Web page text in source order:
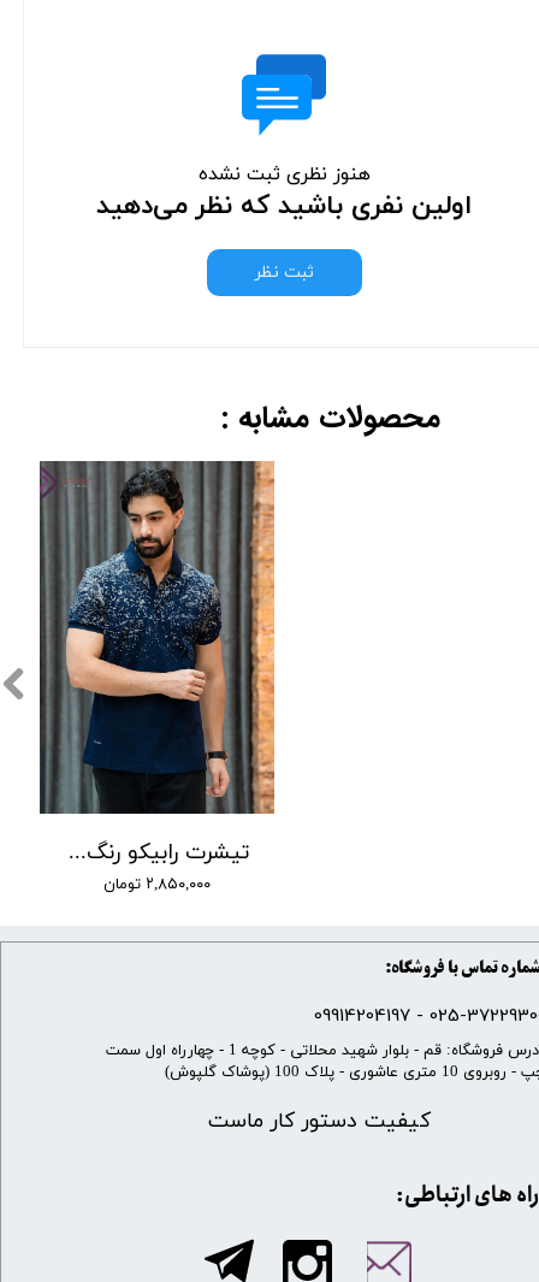
هنوز نظری ثبت نشده
اولین نفری باشید که نظر می‌دهید
ثبت نظر
تیشرت رابیکو رنگ سرمه ای کد 23084
۲,۸۵۰,۰۰۰ تومان
محصولات مشابه :
شماره تماس با فروشگاه:
025-37229300 -
کیفیت دستور کار ماست
​آدرس فروشگاه: قم - بلوار شهید محلاتی - کوچه 1 - چهارراه اول سمت
10 متری عاشوری - پلاک 100 (پوشاک گلپوش)
​​راه های ارتباطی: